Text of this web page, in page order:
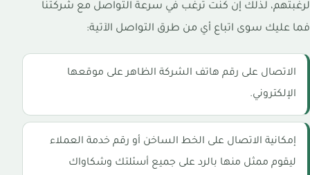
لرغبتهم، لذلك إن كنت ترغب في سرعة التواصل مع شركتنا
فما عليك سوى اتباع أي من طرق التواصل الآتية:
الاتصال على رقم هاتف الشركة الظاهر على موقعها
الإلكتروني.
إمكانية الاتصال على الخط الساخن أو رقم خدمة العملاء
ليقوم ممثل منها بالرد على جميع أسئلتك وشكاواك